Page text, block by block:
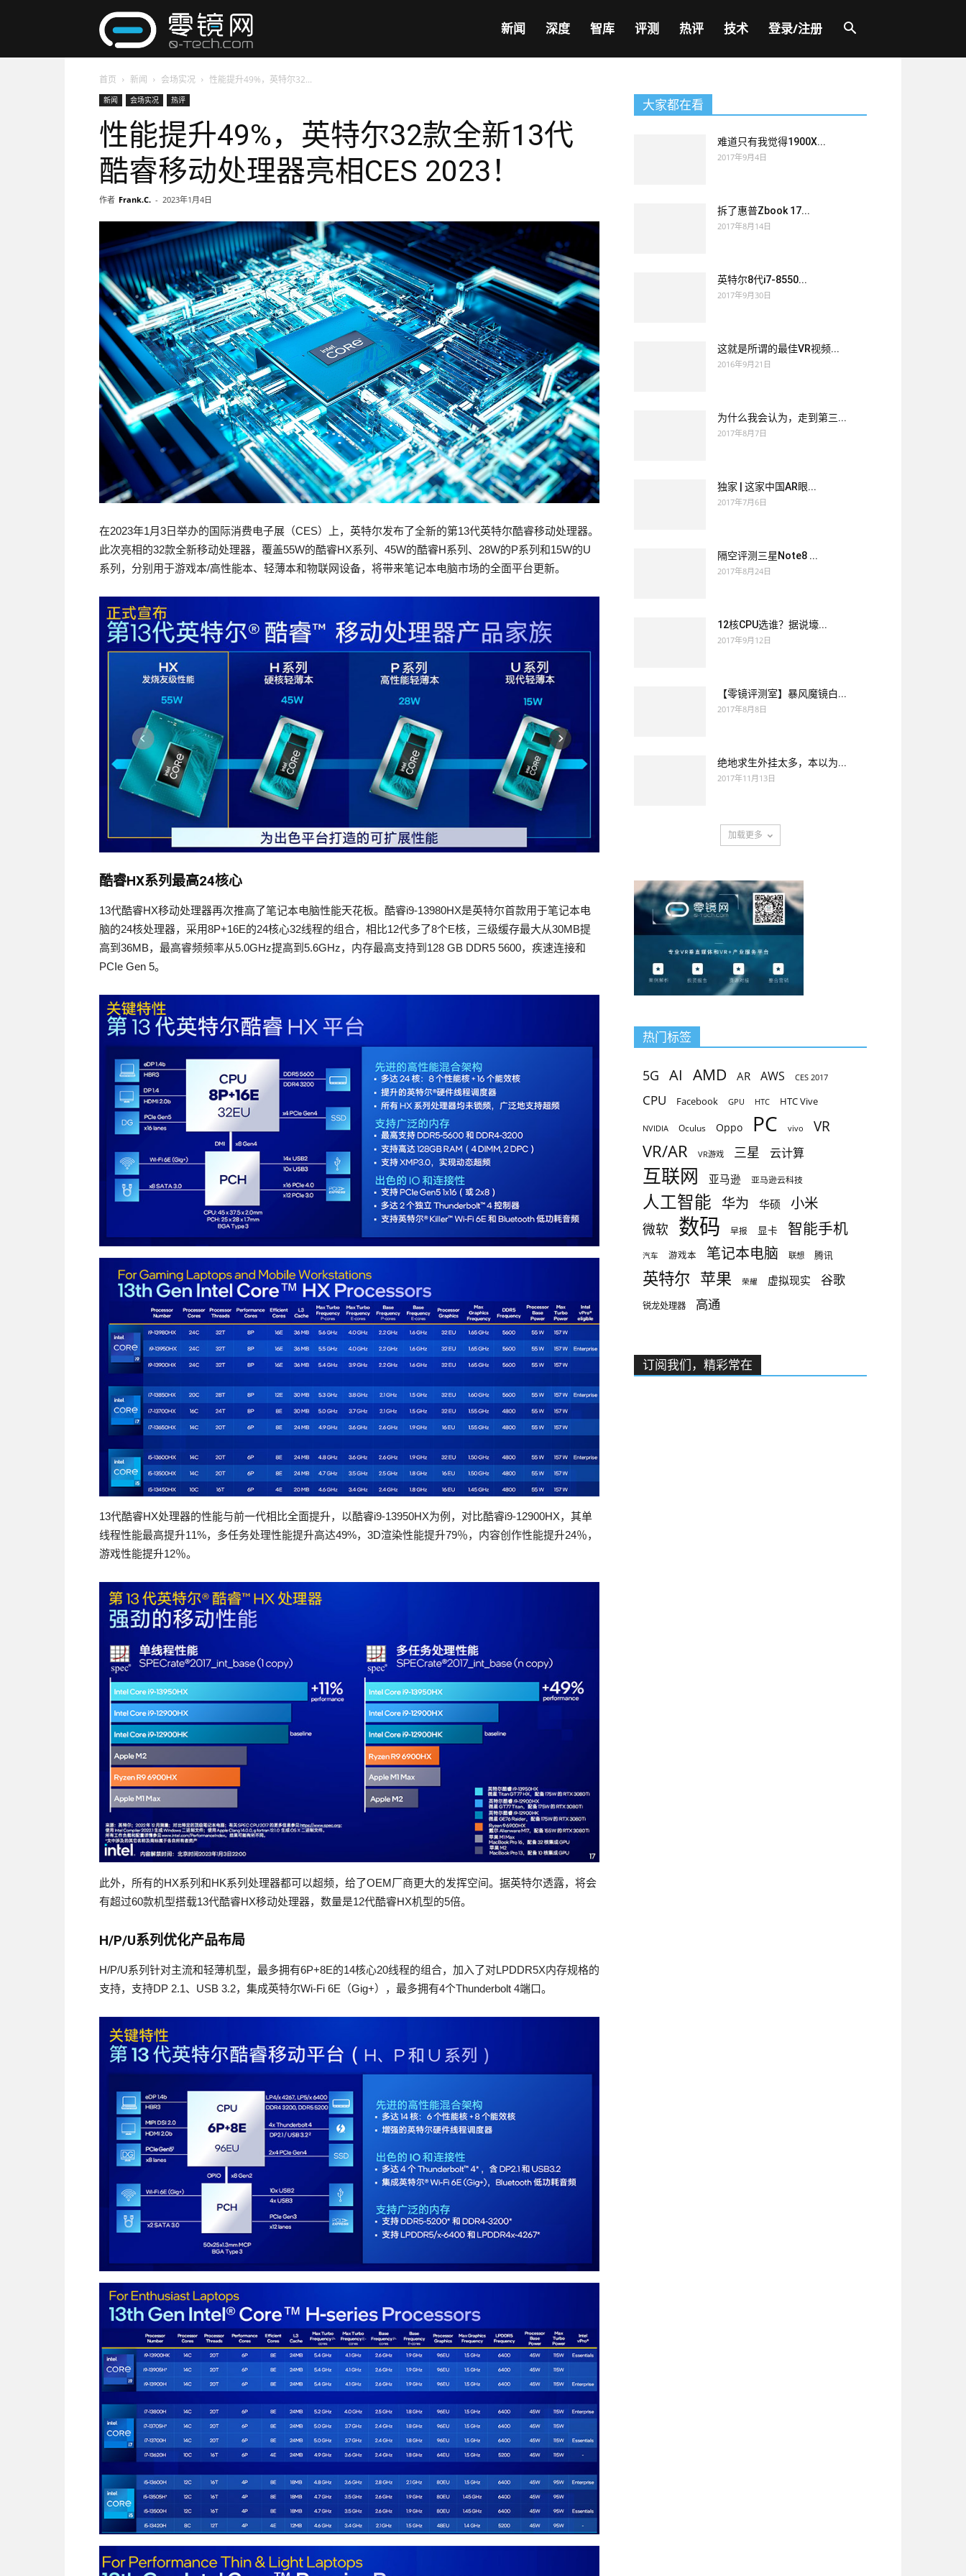
镜
网
新闻 深度 智库 评测 热评 技术 登录/注册
首页 新闻 会场实况 性能提升49%，英特尔32...
新闻 会场实况 热评
性能提升49%，英特尔32款全新13代
酷睿移动处理器亮相CES 2023！
作者 Frank.C. - 2023年1月4日
在2023年1月3日举办的国际消费电子展（CES）上，英特尔发布了全新的第13代英特尔酷睿移动处理器。
此次亮相的32款全新移动处理器，覆盖55W的酷睿HX系列、45W的酷睿H系列、28W的P系列和15W的U
系列，分别用于游戏本/高性能本、轻薄本和物联网设备，将带来笔记本电脑市场的全面平台更新。
酷睿HX系列最高24核心
13代酷睿HX移动处理器再次推高了笔记本电脑性能天花板。酷睿i9-13980HX是英特尔首款用于笔记本电
脑的24核处理器，采用8P+16E的24核心32线程的组合，相比12代多了8个E核，三级缓存最大从30MB提
高到36MB，最高睿频频率从5.0GHz提高到5.6GHz，内存最高支持到128 GB DDR5 5600，疾速连接和
PCIe Gen 5。
13代酷睿HX处理器的性能与前一代相比全面提升，以酷睿i9-13950HX为例，对比酷睿i9-12900HX，其单
线程性能最高提升11%，多任务处理性能提升高达49%，3D渲染性能提升79％，内容创作性能提升24％，
游戏性能提升12％。
此外，所有的HX系列和HK系列处理器都可以超频，给了OEM厂商更大的发挥空间。据英特尔透露，将会
有超过60款机型搭载13代酷睿HX移动处理器，数量是12代酷睿HX机型的5倍。
H/P/U系列优化产品布局
H/P/U系列针对主流和轻薄机型，最多拥有6P+8E的14核心20线程的组合，加入了对LPDDR5X内存规格的
支持，支持DP 2.1、USB 3.2，集成英特尔Wi-Fi 6E（Gig+），最多拥有4个Thunderbolt 4端口。
大家都在看
难道只有我觉得1900X...
2017年9月4日
拆了惠普Zbook 17...
2017年8月14日
英特尔8代i7-8550...
2017年9月30日
这就是所谓的最佳VR视频...
2016年9月21日
为什么我会认为，走到第三...
2017年8月7日
独家 | 这家中国AR眼...
2017年7月6日
隔空评测三星Note8 ...
2017年8月24日
12核CPU选谁？据说壕...
2017年9月12日
【零镜评测室】暴风魔镜白...
2017年8月8日
绝地求生外挂太多，本以为...
2017年11月13日
加载更多
热门标签
5G AI AMD AR AWS CES 2017
CPU Facebook GPU HTC HTC Vive
NVIDIA Oculus Oppo PC vivo VR
VR/AR VR游戏 三星 云计算
互联网 亚马逊 亚马逊云科技
人工智能 华为 华硕 小米
微软 数码 早报 显卡 智能手机
汽车 游戏本 笔记本电脑 联想 腾讯
英特尔 苹果 荣耀 虚拟现实 谷歌
锐龙处理器 高通
订阅我们，精彩常在